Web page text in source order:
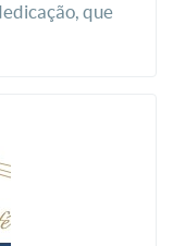
que